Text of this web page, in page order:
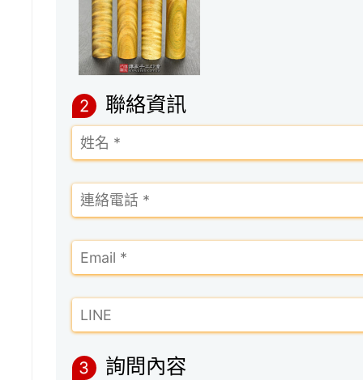
2 聯絡資訊
3 詢問內容